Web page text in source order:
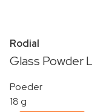
Rodial
Glass Powder
Poeder
18 g